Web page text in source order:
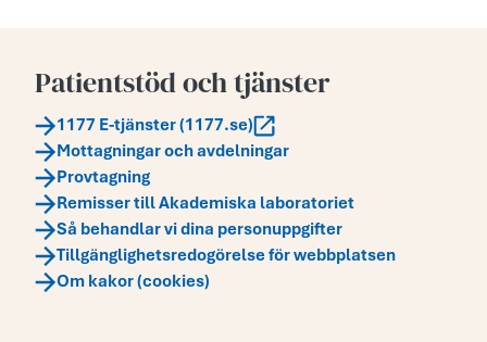
Patientstöd och tjänster
1177 E-tjänster (1177.se)
Mottagningar och avdelningar
Provtagning
Remisser till Akademiska laboratoriet
Så behandlar vi dina personuppgifter
Tillgänglighetsredogörelse för webbplatsen
Om kakor (cookies)